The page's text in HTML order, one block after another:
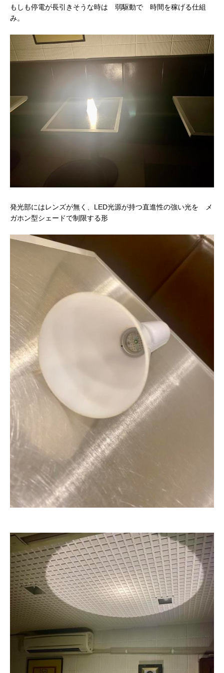
もしも停電が長引きそうな時は 弱駆動で 時間を稼げる仕組
み。
発光部にはレンズが無く、LED光源が持つ直進性の強い光を メ
ガホン型シェードで制限する形